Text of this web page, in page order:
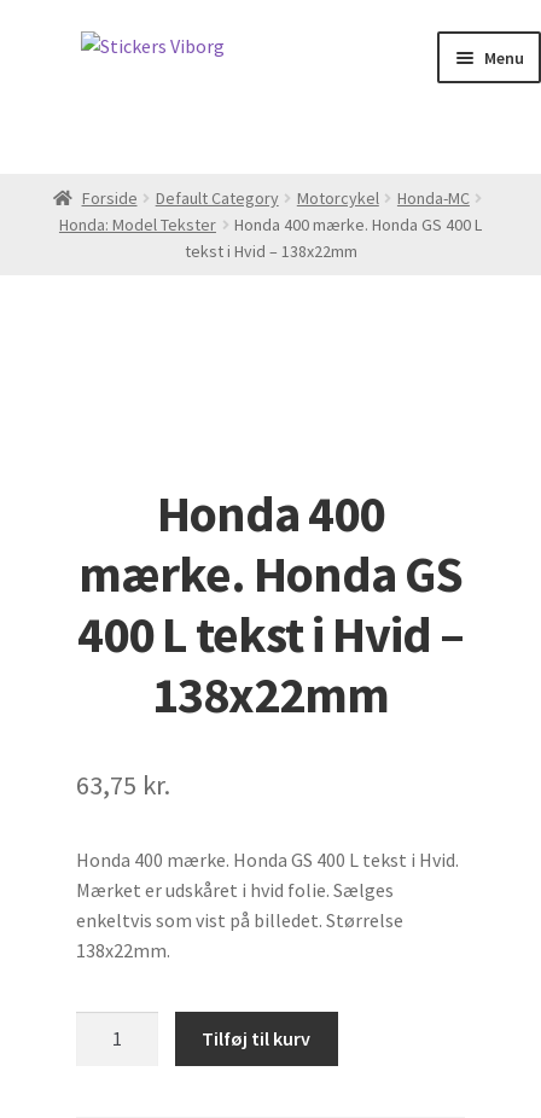
Spring
Spring
Menu
Monteringsvideoer
Tilbehør til biler
Biler
Diverse mærker
Udfold
undermenu
StafferingsStriber
Motormærke
Søg
×
Forside Default Category Motorcykel
Honda-MC
Honda: Model Tekster
Honda 400 mærke. Honda GS 400 L
tekst i Hvid – 138x22mm
Honda 400
mærke. Honda GS
400 L tekst i Hvid –
138x22mm
63,75 kr.
Honda 400 mærke. Honda GS 400 L tekst i Hvid.
Mærket er udskåret i hvid folie. Sælges
enkeltvis som vist på billedet. Størrelse
138x22mm.
Tilføj til kurv